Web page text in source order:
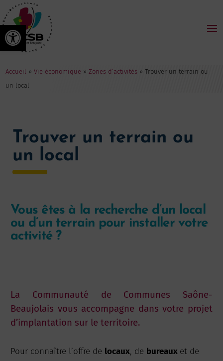
Ouvrir la barre d’outils
Accueil »Vie économique »Zones d’activités »Trouver un terrain ou
un local
Trouver un terrain ou
un local
Vous êtes à la recherche d’un local
ou d’un terrain pour installer votre
activité ?
La Communauté de Communes Saône-
Beaujolais vous accompagne dans votre projet
d’implantation sur le territoire.
Pour connaître l’offre de locaux, de bureaux et de